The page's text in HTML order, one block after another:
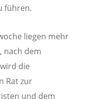
führen.
liegen mehr
nach dem
die
Rat zur
und dem